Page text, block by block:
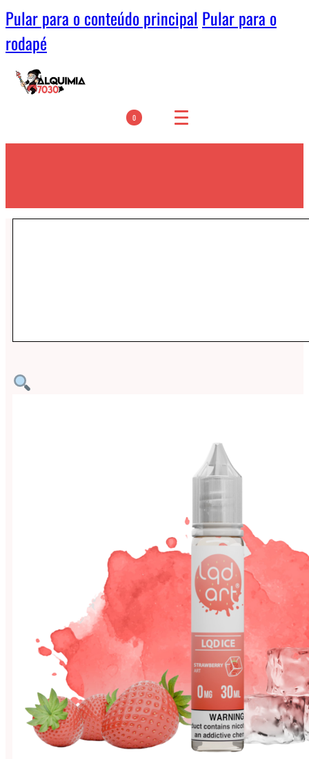
Pular para o conteúdo principal Pular para o
rodapé
0